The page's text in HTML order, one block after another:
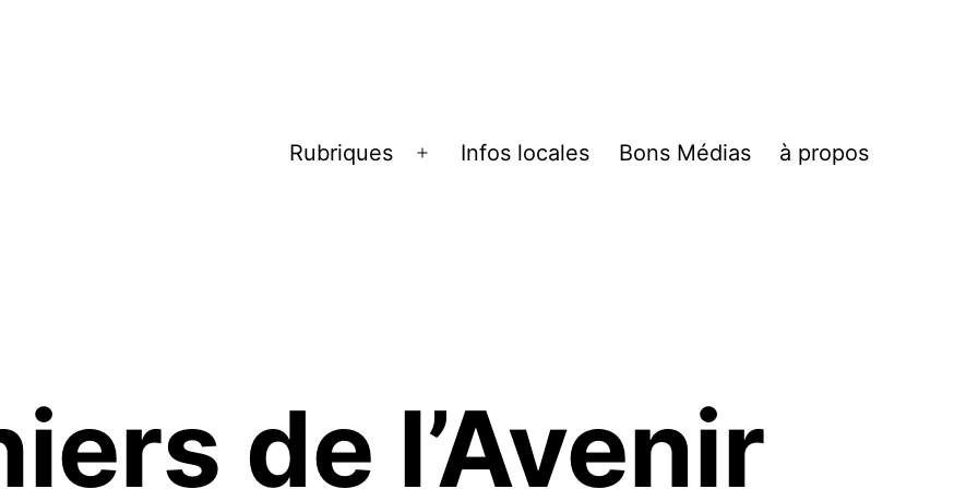
Rubriques
Ouvrir
Infos locales Bons Médias à propos
de l’Avenir